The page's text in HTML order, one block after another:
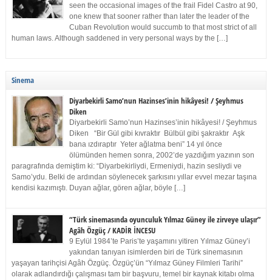
seen the occasional images of the frail Fidel Castro at 90,
one knew that sooner rather than later the leader of the
Cuban Revolution would succumb to that most strict of all
human laws. Although saddened in very personal ways by the […]
Sinema
Diyarbekirli Samo’nun Hazinses’inin hikâyesi! / Şeyhmus
Diken
Diyarbekirli Samo’nun Hazinses’inin hikâyesi! / Şeyhmus
Diken “Bir Gül gibi kıvraktır Bülbül gibi şakraktır Aşk
bana ızdıraptır Yeter ağlatma beni” 14 yıl önce
ölümünden hemen sonra, 2002’de yazdığım yazının son
paragrafında demiştim ki: “Diyarbekirliydi, Ermeniydi, hazin sesliydi ve
Samo’ydu. Belki de ardından söylenecek şarkısını yıllar evvel mezar taşına
kendisi kazımıştı. Duyan ağlar, gören ağlar, böyle […]
“Türk sinemasında oyunculuk Yılmaz Güney ile zirveye ulaşır”
Agâh Özgüç / KADİR İNCESU
9 Eylül 1984’te Paris’te yaşamını yitiren Yılmaz Güney’i
yakından tanıyan isimlerden biri de Türk sinemasının
yaşayan tarihçisi Agâh Özgüç. Özgüç’ün “Yılmaz Güney Filmleri Tarihi”
olarak adlandırdığı çalışması tam bir başvuru, temel bir kaynak kitabı olma